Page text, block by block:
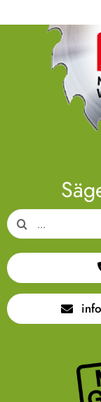
Suche
nach: